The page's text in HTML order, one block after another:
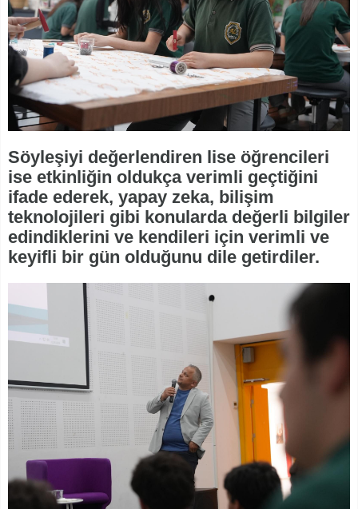
Söyleşiyi değerlendiren lise öğrencileri
ise etkinliğin oldukça verimli geçtiğini
ifade ederek, yapay zeka, bilişim
teknolojileri gibi konularda değerli bilgiler
edindiklerini ve kendileri için verimli ve
keyifli bir gün olduğunu dile getirdiler.